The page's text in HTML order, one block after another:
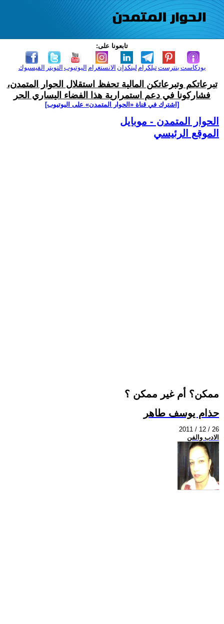
تابعونا على:
الفيسبوك التويتر اليوتيوب الانستغرام لينكدإن تيلكرامبنترست بودكاست
تبرعاتكم وتبرعاتكن المالية تحفظ استقلال الحوار المتمدن،
فشاركونا في دعم استمرارية هذا الفضاء اليساري الحر
[اشترك في قناة ‫«الحوار المتمدن» على اليوتيوب]
الحوار المتمدن - موبايل
الموقع الرئيسي
ممكن؟ أم غير ممكن ؟
حذام يوسف طاهر
2011 / 12 / 26
الادب والفن